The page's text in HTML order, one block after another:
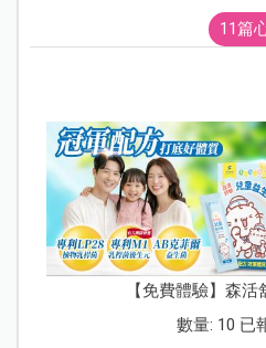
11篇
【免費體驗】森
數量: 10 已